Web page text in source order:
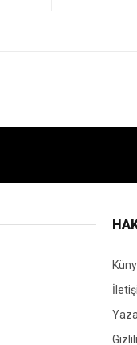
bir gelir elde
SON